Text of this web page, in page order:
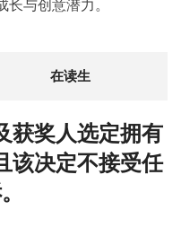
与创意潜力。
在读生
获奖人选定拥有
该决定不接受任